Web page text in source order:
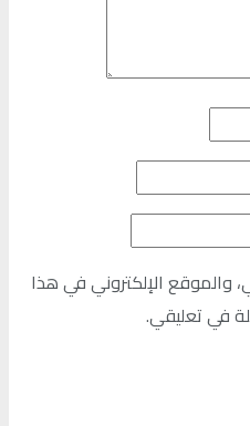
والموقع الإلكتروني في هذا
في تعليقي.